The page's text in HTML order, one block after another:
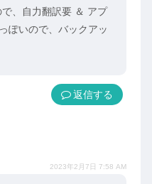
、自力翻訳要 ＆ アプ
ぽいので、バックアッ
返信
2023年2月7日 7:58 AM